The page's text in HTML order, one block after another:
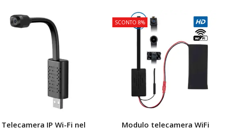
Telecamera IP Wi-Fi nel
SCONTO 8%
Modulo telecamera WiFi